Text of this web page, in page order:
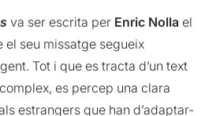
va ser escrita per Enric Nolla el
el seu missatge segueix
Tot i que es tracta d’un text
es percep una clara
estrangers que han d’adaptar-